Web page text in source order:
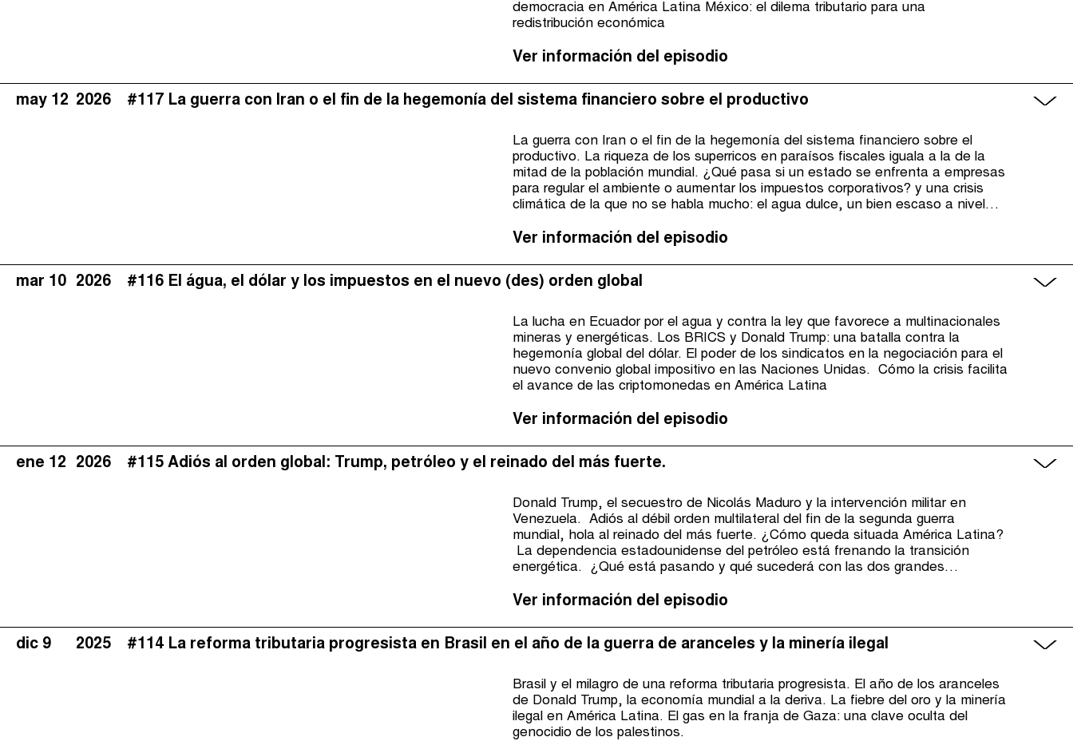
democracia en América Latina México: el dilema tributario para una
redistribución económica
Ver información del episodio
may 12 2026 #117 La guerra con Iran o el fin de la hegemonía del sistema financiero sobre el productivo
La guerra con Iran o el fin de la hegemonía del sistema financiero sobre el
productivo. La riqueza de los superricos en paraísos fiscales iguala a la de la
mitad de la población mundial. ¿Qué pasa si un estado se enfrenta a empresas
para regular el ambiente o aumentar los impuestos corporativos? y una crisis
climática de la que no se habla mucho: el agua dulce, un bien escaso a nivel
Ver información del episodio
mar 10 2026 #116 El água, el dólar y los impuestos en el nuevo (des) orden global
La lucha en Ecuador por el agua y contra la ley que favorece a multinacionales
mineras y energéticas. Los BRICS y Donald Trump: una batalla contra la
hegemonía global del dólar. El poder de los sindicatos en la negociación para el
nuevo convenio global impositivo en las Naciones Unidas. Cómo la crisis facilita
el avance de las criptomonedas en América Latina
Ver información del episodio
ene 12 2026 #115 Adiós al orden global: Trump, petróleo y el reinado del más fuerte.
Donald Trump, el secuestro de Nicolás Maduro y la intervención militar en
Venezuela. Adiós al débil orden multilateral del fin de la segunda guerra
mundial, hola al reinado del más fuerte. ¿Cómo queda situada América Latina?
La dependencia estadounidense del petróleo está frenando la transición
energética. ¿Qué está pasando y qué sucederá con las dos grandes
una nueva estructura impositiva global? Otra vuelta de tuerca a Brasil y su
Ver información del episodio
dic 9 2025 #114 La reforma tributaria progresista en Brasil en el año de la guerra de aranceles y la minería ilegal
Brasil y el milagro de una reforma tributaria progresista. El año de los aranceles
de Donald Trump, la economía mundial a la deriva. La fiebre del oro y la minería
ilegal en América Latina. El gas en la franja de Gaza: una clave oculta del
genocidio de los palestinos.